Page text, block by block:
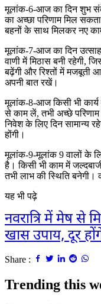
मूलांक-6-आज का दिन शुभ
का अच्छा परिणाम मिल
बहनों के साथ मिलकर नए
मूलांक-7-आज का दिन
वाणी में मिठास बनी रहेगी,
बढ़ेंगी और रिश्तों में मजबूती
अपनी बात रखें।
मूलांक-8-आज किसी भी कार्य
से काम लें, तभी अच्छे
निवेश के लिए दिन सामान्य
होंगी।
मूलांक-9-मूलांक 9 वालों के
है। किसी भी काम में
तभी लाभ की स्थिति
यह भी पढ़े
नवरात्रि में मेष से
खास उपाय, दूर
Share :
Trending this